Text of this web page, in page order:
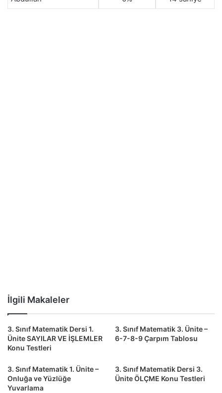
İlgili Makaleler
3. Sınıf Matematik Dersi 1.
Ünite SAYILAR VE İŞLEMLER
Konu Testleri
3. Sınıf Matematik 3. Ünite –
6-7-8-9 Çarpım Tablosu
3. Sınıf Matematik 1. Ünite –
Onluğa ve Yüzlüğe
Yuvarlama
3. Sınıf Matematik Dersi 3.
Ünite ÖLÇME Konu Testleri